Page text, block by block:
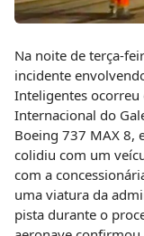
Na noite de terça-
incidente
Inteligentes
Internacional do
Boeing 737 MAX 8,
colidiu com um
com a
uma viatura da
pista durante o